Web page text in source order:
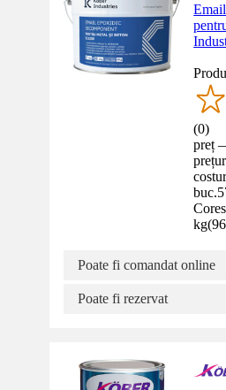
(0)
preț
buc.
kg(
Poate fi comandat online
Poate fi rezervat